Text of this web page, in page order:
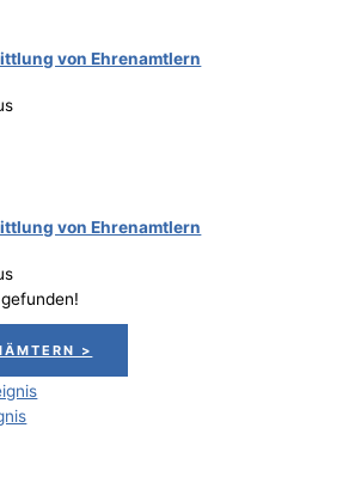
von Ehrenamtlern
von Ehrenamtlern
>